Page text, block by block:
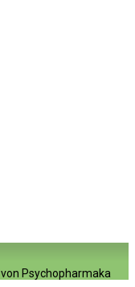
Psychopharmaka